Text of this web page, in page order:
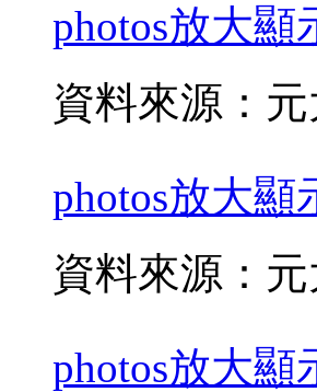
photos放大顯
資料來源：
photos放大顯
資料來源：
photos放大顯